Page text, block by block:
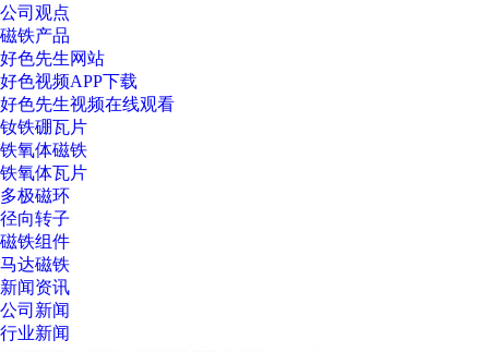
公司观点
磁铁产品
好色先生网站
好色视频APP下载
好色先生视频在线观看
钕铁硼瓦片
铁氧体磁铁
铁氧体瓦片
多极磁环
径向转子
磁铁组件
马达磁铁
新闻资讯
公司新闻
行业新闻